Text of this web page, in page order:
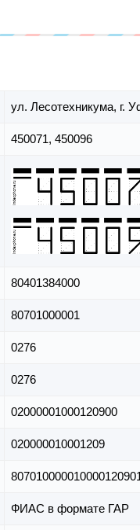
ул. Лесотехникума, г.
450071, 450096
80401384000
80701000001
0276
0276
02000001000120900
020000010001209
ФИАС в формате ГАР